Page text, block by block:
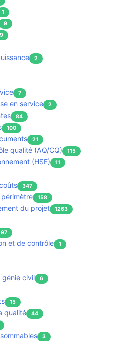
1
9
2
7
en service 2
84
100
21
qualité (AQ/CQ) 115
(HSE) 11
347
158
du projet 1263
97
et de contrôle 1
civil 6
15
qualité 44
3